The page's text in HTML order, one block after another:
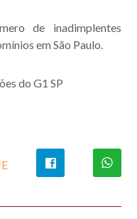
de inadimplentes
em São Paulo.
do G1 SP